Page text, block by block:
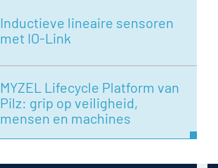
Inductieve lineaire sensoren
met IO-Link
MYZEL Lifecycle Platform van
Pilz: grip op veiligheid,
mensen en machines